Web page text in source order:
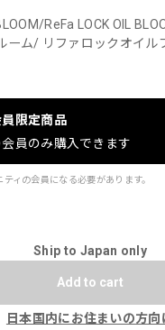
ReFa LOCK OIL
ーム/ リファロックオイル
限定商品
員のみ購入できます
ィの会員になる必要があります。
Ship to Japan only
Add to cart
日本国内にお住まいの方向